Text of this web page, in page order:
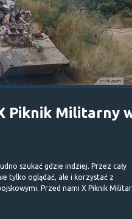
Piknik Militarny
szukać gdzie indziej. Przez cały
tylko oglądać, ale i korzystać z
Przed nami X Piknik